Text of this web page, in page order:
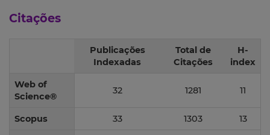
Citações
Publicações
Indexadas
Total de
Citações
H-
index
Web of
Science®
32 1281 11
Scopus 33 1303 13